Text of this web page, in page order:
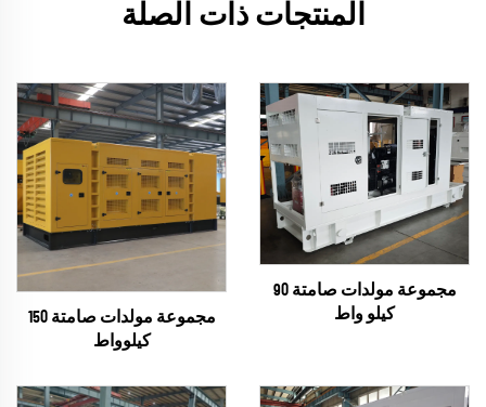
المنتجات ذات الصلة
مجموعة مولدات صامتة 90
كيلو واط
مجموعة مولدات صامتة 150
كيلوواط